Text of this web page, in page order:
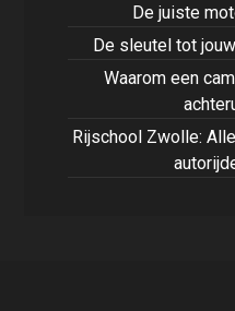
De juiste
De sleutel tot
Waarom een
Rijschool Zwolle: